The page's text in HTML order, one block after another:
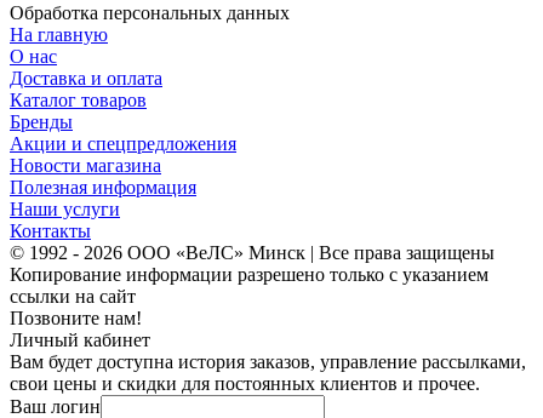
Обработка персональных данных
На главную
О нас
Доставка и оплата
Каталог товаров
Бренды
Акции и спецпредложения
Новости магазина
Полезная информация
Наши услуги
Контакты
© 1992 - 2026 ООО «ВеЛС» Минск | Все права защищены
Копирование информации разрешено только с указанием
ссылки на сайт
Позвоните нам!
Личный кабинет
Вам будет доступна история заказов, управление рассылками,
свои цены и скидки для постоянных клиентов и прочее.
Ваш логин